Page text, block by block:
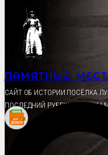
Перейти
содержимому
ПАМЯТНЫЕ
CАЙТ ОБ ИСТОРИИ ПОСЁЛКА
ПОСЛЕДНИЙ РУБЕЖ ОБОРОНЫ